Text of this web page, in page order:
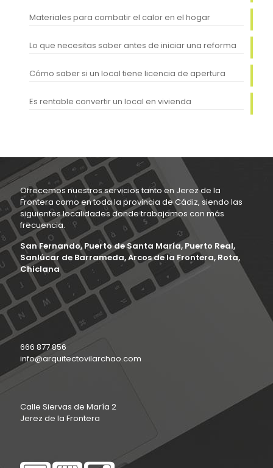
Materiales para combatir el calor en el hogar
Lo que necesitas saber antes de iniciar una reforma
Cómo saber si un local tiene licencia de apertura
Es rentable convertir un local en vivienda
Ofrecemos nuestros servicios tanto en Jerez de la
Frontera como en toda la provincia de Cádiz, siendo las
siguientes localidades donde trabajamos con más
frecuencia.
San Fernando, Puerto de Santa María, Puerto Real,
Sanlúcar de Barrameda, Arcos de la Frontera, Rota,
Chiclana
666 877 856
info@arquitectovilarchao.com
Calle Siervas de María 2
Jerez de la Frontera